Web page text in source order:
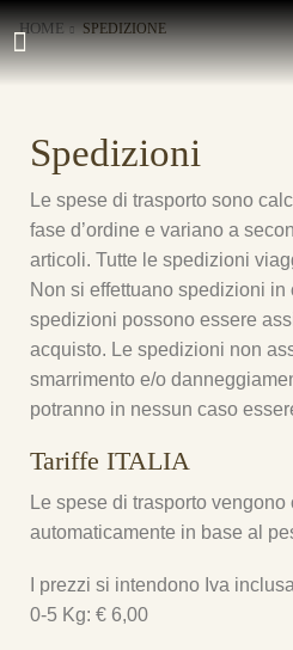
HOME SPEDIZIONE
Spedizioni
Le spese di trasporto sono
fase d’ordine e variano a
articoli. Tutte le spedizioni
Non si effettuano spedizioni in
spedizioni possono essere
acquisto. Le spedizioni non
smarrimento e/o
potranno in nessun caso
Tariffe ITALIA
Le spese di trasporto vengono
automaticamente in base al
I prezzi si intendono Iva inclusa
0-5 Kg: € 6,00